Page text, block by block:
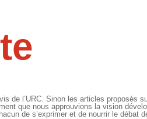
de l’URC. Sinon les articles proposés
que nous approuvions la vision
de s’exprimer et de nourrir le débat